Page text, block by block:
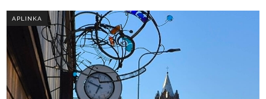
APLINKA